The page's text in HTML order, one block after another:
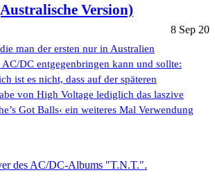
Version)
8 Sep 20
man der ersten nur in Australien
AC/DC entgegenbringen kann und sollte:
ist es nicht, dass auf der späteren
von High Voltage lediglich das laszive
Got Balls‹ ein weiteres Mal Verwendung